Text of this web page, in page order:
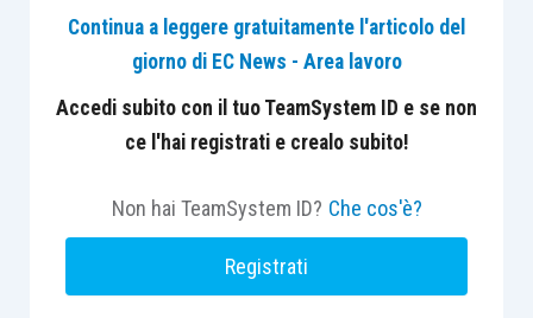
Continua a leggere gratuitamente l'articolo del
giorno di EC News - Area lavoro
Accedi subito con il tuo TeamSystem ID e se non
ce l'hai registrati e crealo subito!
Non hai TeamSystem ID? Che cos'è?
Registrati